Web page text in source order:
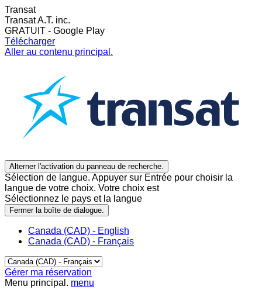
Transat
Transat A.T. inc.
GRATUIT - Google Play
Télécharger
Aller au contenu principal.
Alterner l'activation du panneau de recherche.
Sélection de langue. Appuyer sur Entrée pour choisir la
langue de votre choix. Votre choix est
Sélectionnez le pays et la langue
Fermer la boîte de dialogue.
Canada (CAD) - English
Canada (CAD) - Français
Gérer ma réservation
Menu principal. menu